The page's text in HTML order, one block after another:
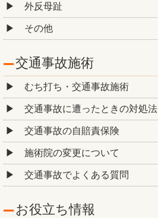
外反母趾
その他
交通事故施術
むち打ち・交通事故施術
交通事故に遭ったときの対処法
交通事故の自賠責保険
施術院の変更について
交通事故でよくある質問
お役立ち情報